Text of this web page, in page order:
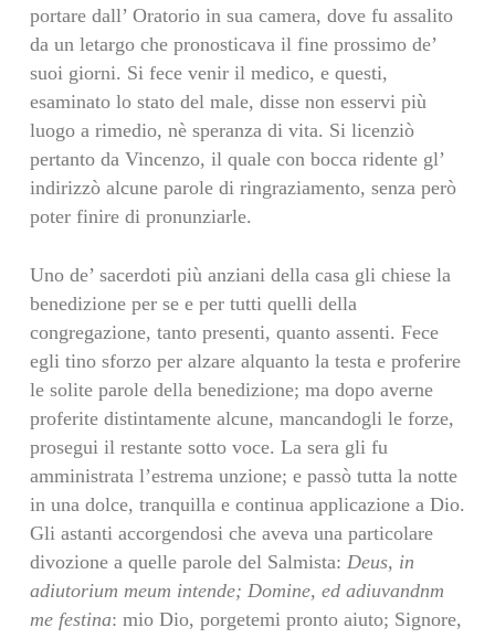
portare dall’ Oratorio in sua camera, dove fu assalito
da un letargo che pronosticava il fine prossimo de’
suoi giorni. Si fece venir il medico, e questi,
esaminato lo stato del male, disse non esservi più
luogo a rimedio, nè speranza di vita. Si licenziò
pertanto da Vincenzo, il quale con bocca ridente gl’
indirizzò alcune parole di ringraziamento, senza però
poter finire di pronunziarle.
Uno de’ sacerdoti più anziani della casa gli chiese la
benedizione per se e per tutti quelli della
congregazione, tanto presenti, quanto assenti. Fece
egli tino sforzo per alzare alquanto la testa e proferire
le solite parole della benedizione; ma dopo averne
proferite distintamente alcune, mancandogli le forze,
prosegui il restante sotto voce. La sera gli fu
amministrata l’estrema unzione; e passò tutta la notte
in una dolce, tranquilla e continua applicazione a Dio.
Gli astanti accorgendosi che aveva una particolare
divozione a quelle parole del Salmista: Deus, in
adiutorium meum intende; Domine, ed adiuvandnm
me festina: mio Dio, porgetemi pronto aiuto; Signore,